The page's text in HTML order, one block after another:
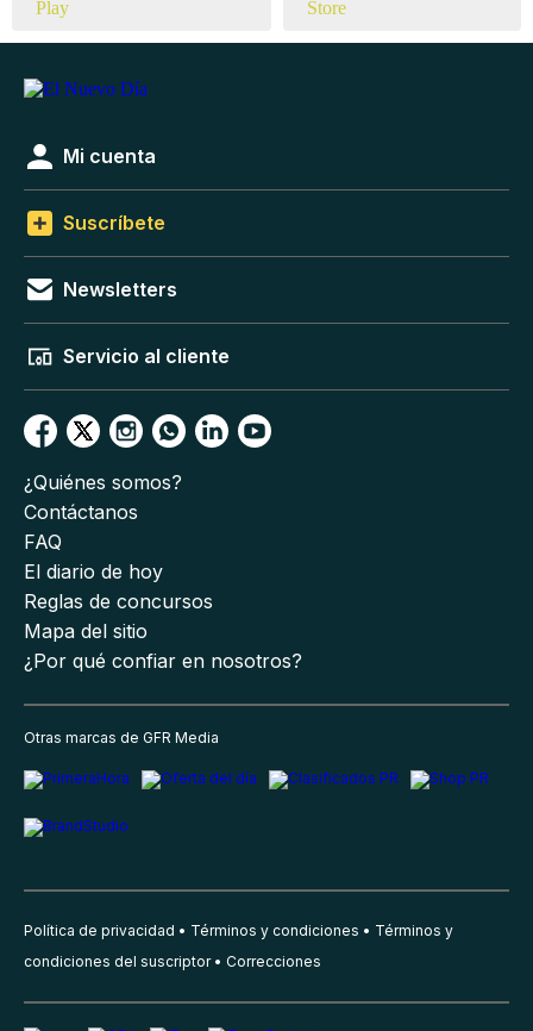
Mi cuenta
Suscríbete
Newsletters
Servicio al cliente
¿Quiénes somos?
Contáctanos
FAQ
El diario de hoy
Reglas de concursos
Mapa del sitio
¿Por qué confiar en nosotros?
Otras marcas de GFR Media
Política de privacidad Términos y condiciones
Términos y
condiciones del suscriptor
Correcciones